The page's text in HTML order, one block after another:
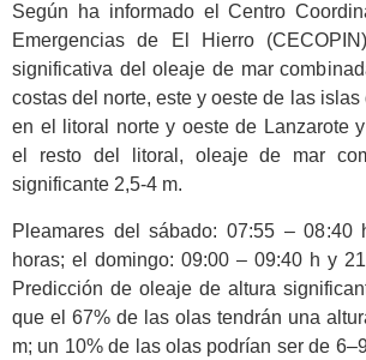
Según ha informado el Centro
Emergencias de El Hierro
significativa del oleaje de mar
costas del norte, este y oeste de las
en el litoral norte y oeste de Lanzarote
el resto del litoral, oleaje de mar
significante 2,5-4 m.
Pleamares del sábado: 07:55 –
horas; el domingo: 09:00 – 09:40 h y
Predicción de oleaje de altura
que el 67% de las olas tendrán una
m; un 10% de las olas podrían ser de